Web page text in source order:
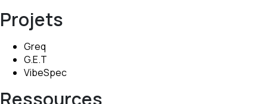
Projets
Greq
G.E.T
VibeSpec
Ressources